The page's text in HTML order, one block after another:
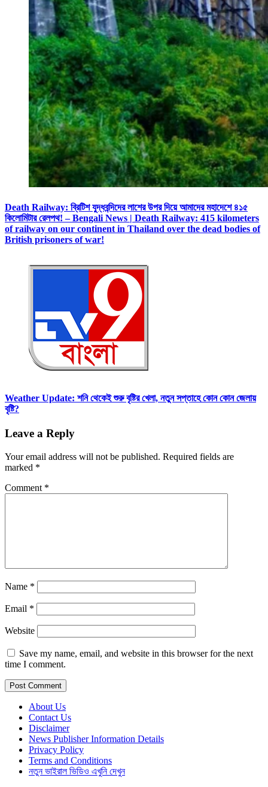
Death Railway: ব্রিটিশ যুদ্ধবন্দিদের লাশের উপর দিয়ে আমাদের মহাদেশে ৪১৫
কিলোমিটার রেলপথ! – Bengali News | Death Railway: 415 kilometers
of railway on our continent in Thailand over the dead bodies of
British prisoners of war!
Weather Update: শনি থেকেই শুরু বৃষ্টির খেলা, নতুন সপ্তাহে কোন কোন জেলায়
বৃষ্টি?
Leave a Reply
Your email address will not be published. Required fields are
marked *
Comment *
Name *
Email *
Website
Save my name, email, and website in this browser for the next
time I comment.
About Us
Contact Us
Disclaimer
News Publisher Information Details
Privacy Policy
Terms and Conditions
নতুন ভাইরাল ভিডিও এখুনি দেখুন